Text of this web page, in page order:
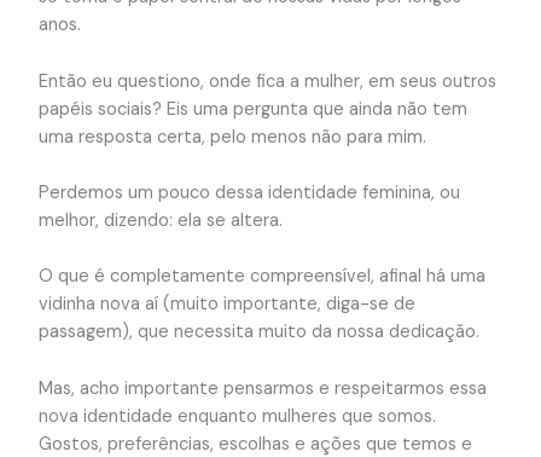
anos.
Então eu questiono, onde fica a mulher, em seus outros
papéis sociais? Eis uma pergunta que ainda não tem
uma resposta certa, pelo menos não para mim.
Perdemos um pouco dessa identidade feminina, ou
melhor, dizendo: ela se altera.
O que é completamente compreensível, afinal há uma
vidinha nova aí (muito importante, diga-se de
passagem), que necessita muito da nossa dedicação.
Mas, acho importante pensarmos e respeitarmos essa
nova identidade enquanto mulheres que somos.
Gostos, preferências, escolhas e ações que temos e